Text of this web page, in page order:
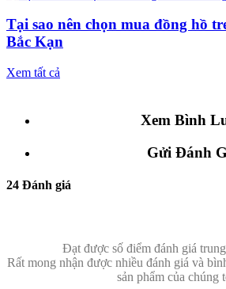
Tại sao nên chọn mua đồng hồ
Bắc Kạn
Xem tất cả
Xem Bình
Gửi Đánh
24 Đánh giá
Đạt được số điểm đánh giá
Rất mong nhận được nhiều đánh giá và
sản phẩm của chúng